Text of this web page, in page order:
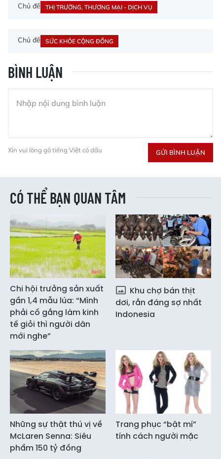
Chủ đề THỊ TRƯỜNG, THƯƠNG MẠI - DỊCH VỤ
Chủ đề SỨC KHỎE CỘNG ĐỒNG
BÌNH LUẬN
Xin vui lòng gõ tiếng Việt có dấu GỬI BÌNH LUẬN
CÓ THỂ BẠN QUAN TÂM
Chi hội trưởng sản xuất
gần 1,4 mẫu lúa: “Mình
phải cố gắng làm kinh
tế giỏi thì người dân
mới nghe”
Khu chợ bán thịt
dơi, rắn đáng sợ nhất
Indonesia
Những sự thật thú vị về
McLaren Senna: Siêu
phẩm 150 tỷ đồng
Trang phục “bật mí”
tính cách người mặc